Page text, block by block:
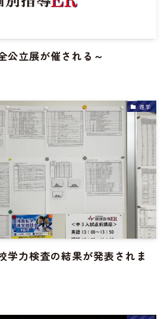
立展が催される～
進学
学力検査の結果が発表されま